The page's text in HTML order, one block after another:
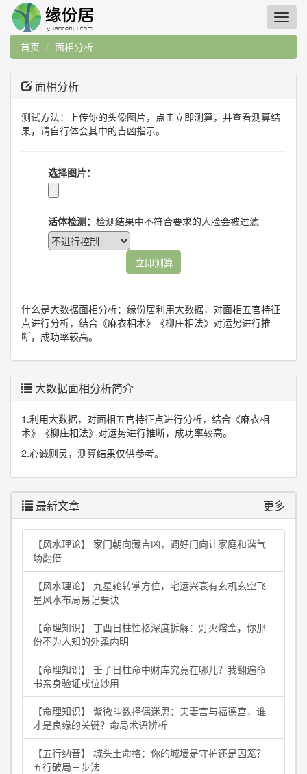
首页 面相分析
面相分析
测试方法：上传你的头像图片，点击立即测算，并查看测算结
果，请自行体会其中的吉凶指示。
选择图片：
活体检测： 检测结果中不符合要求的人脸会被过滤
立即测算
什么是大数据面相分析：缘份居利用大数据，对面相五官特征
点进行分析，结合《麻衣相术》《柳庄相法》对运势进行推
断，成功率较高。
大数据面相分析简介
1.利用大数据，对面相五官特征点进行分析，结合《麻衣相
术》《柳庄相法》对运势进行推断，成功率较高。
2.心诚则灵，测算结果仅供参考。
最新文章 更多
【风水理论】 家门朝向藏吉凶，调好门向让家庭和谐气
场翻倍
【风水理论】 九星轮转掌方位，宅运兴衰有玄机玄空飞
星风水布局易记要诀
【命理知识】 丁酉日柱性格深度拆解：灯火熔金，你那
份不为人知的外柔内明
【命理知识】 壬子日柱命中财库究竟在哪儿？我翻遍命
书亲身验证戌位妙用
【命理知识】 紫微斗数择偶迷思：夫妻宫与福德宫，谁
才是良缘的关键？命局术语辨析
【五行纳音】 城头土命格：你的城墙是守护还是囚笼？
五行破局三步法